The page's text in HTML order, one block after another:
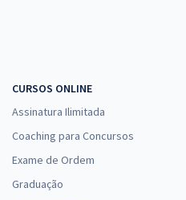
CURSOS ONLINE
Assinatura Ilimitada
Coaching para Concursos
Exame de Ordem
Graduação